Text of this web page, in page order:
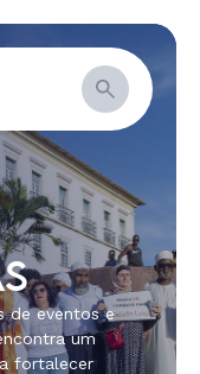
de eventos e
um
fortalecer